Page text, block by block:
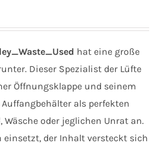
hat eine große
Dieser Spezialist der Lüfte
Öffnungsklappe und seinem
als perfekten
Wäsche oder jeglichen Unrat an.
einsetzt, der Inhalt versteckt sich